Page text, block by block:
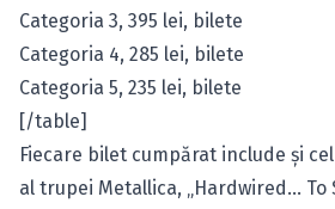
Categoria 3, 395 lei, bilete
Categoria 4, 285 lei, bilete
Categoria 5, 235 lei, bilete
[/table]
Fiecare bilet cumpărat include şi
al trupei Metallica, „Hardwired… To